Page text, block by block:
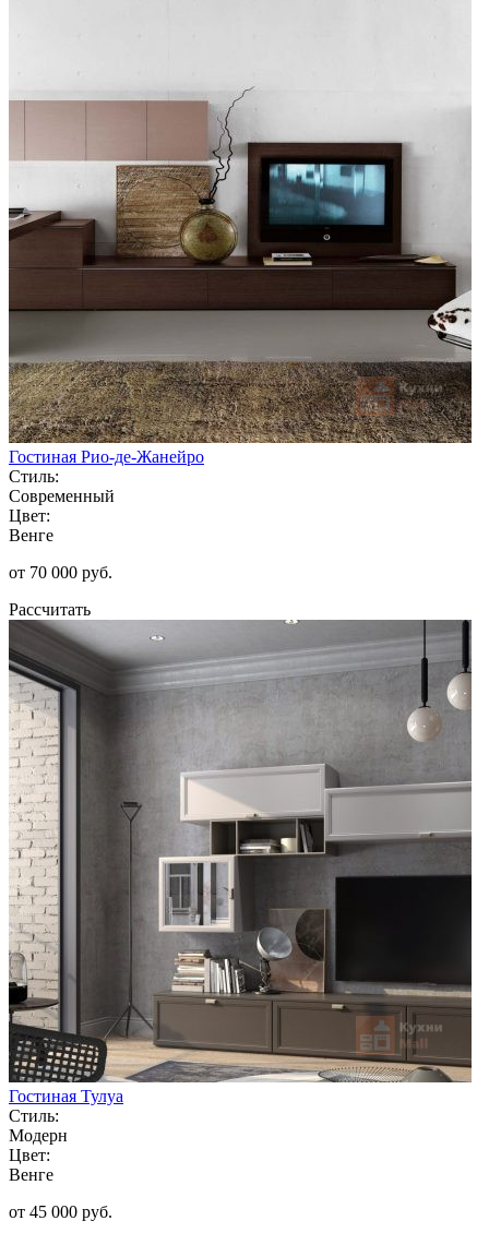
Гостиная Рио-де-Жанейро
Стиль:
Современный
Цвет:
Венге
от 70 000 руб.
Рассчитать
Гостиная Тулуа
Стиль:
Модерн
Цвет:
Венге
от 45 000 руб.